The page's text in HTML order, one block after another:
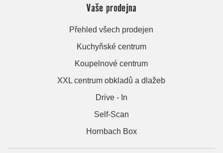
Vaše prodejna
Přehled všech prodejen
Kuchyňské centrum
Koupelnové centrum
XXL centrum obkladů a dlažeb
Drive - In
Self-Scan
Hornbach Box